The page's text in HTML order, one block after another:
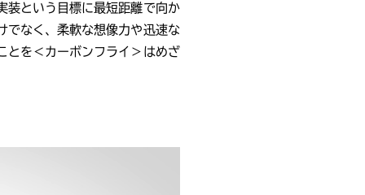
装という目標に最短距離で向か
でなく、柔軟な想像力や迅速な
とを＜カーボンフライ＞はめざ